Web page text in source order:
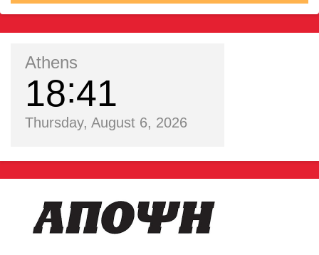
Athens
18 41
Thursday, August 6, 2026